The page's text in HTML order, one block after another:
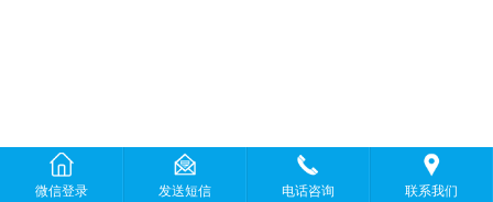
微信登录 发送短信 电话咨询 联系我们